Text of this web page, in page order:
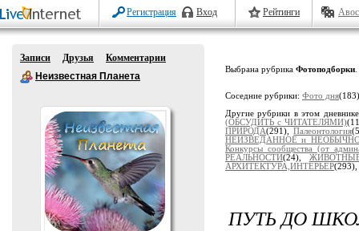
Регистрация Вход Рейтинги
Записи Друзья
Комментарии
Неизвестная Планета
Выбрана рубрика Фотоподборки
Соседние рубрики: Фото дня
Другие рубрики в этом
(ОБСУДИТЬ с ЧИТАТЕЛЯМИ)
ПРИРОДА(291),Палеонтология
НЕИЗВЕДАННОЕ и
Конкурсы сообщества (от
РЕАЛЬНОСТИ(24),
АРХИТЕКТУРА,ИНТЕРЬЕР(293),
ПУТЬ ДО